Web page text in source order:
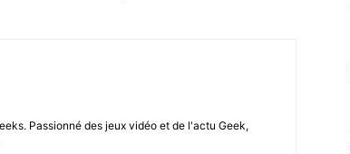
Passionné des jeux vidéo et de l'actu Geek,